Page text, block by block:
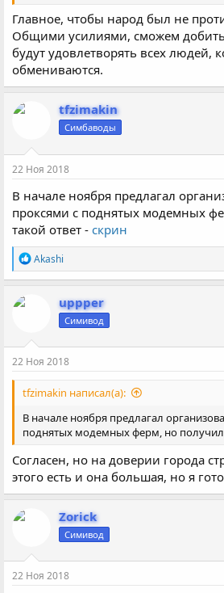
Главное, чтобы народ был не
Общими усилиями, сможем
будут удовлетворять всех людей,
обмениваются.
tfzimakin
Симбаводы
22 Ноя 2018
В начале ноября предлагал
проксями с поднятых модемных
такой ответ - скрин
Р
е
а
:
Akashi
uppper
Симивод
22 Ноя 2018
tfzimakin написал(а):
В начале ноября предлагал
поднятых модемных ферм, но получил
Согласен, но на доверии города
этого есть и она большая, но я
Zorick
Симивод
22 Ноя 2018